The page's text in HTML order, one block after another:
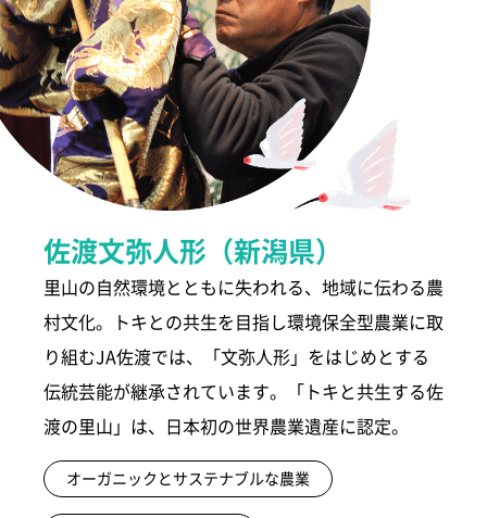
佐渡文弥人形（新潟県）
里山の自然環境とともに失われる、地域に伝わる農
村文化。トキとの共生を目指し環境保全型農業に取
り組むJA佐渡では、「文弥人形」をはじめとする
伝統芸能が継承されています。「トキと共生する佐
渡の里山」は、日本初の世界農業遺産に認定。
オーガニックとサステナブルな農業